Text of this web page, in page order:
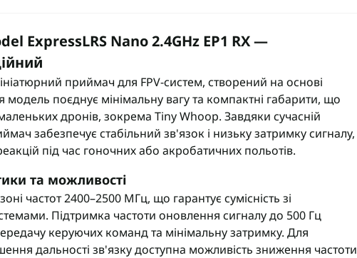
ExpressLRS Nano 2.4GHz EP1 RX —
приймач для FPV-систем, створений на основі
модель поєднує мінімальну вагу та компактні габарити, що
дронів, зокрема Tiny Whoop. Завдяки сучасній
забезпечує стабільний зв'язок і низьку затримку сигналу,
під час гоночних або акробатичних польотів.
та можливості
частот 2400–2500 МГц, що гарантує сумісність зі
Підтримка частоти оновлення сигналу до 500 Гц
керуючих команд та мінімальну затримку. Для
дальності зв'язку доступна можливість зниження частоти